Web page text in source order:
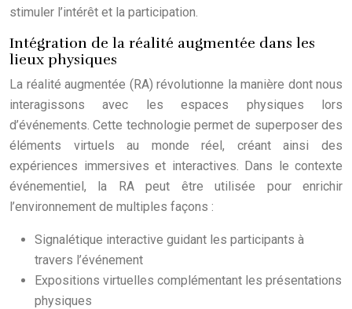
stimuler l’intérêt et la participation.
Intégration de la réalité augmentée dans les
lieux physiques
La réalité augmentée (RA) révolutionne la manière dont nous
interagissons avec les espaces physiques lors
d’événements. Cette technologie permet de superposer des
éléments virtuels au monde réel, créant ainsi des
expériences immersives et interactives. Dans le contexte
événementiel, la RA peut être utilisée pour enrichir
l’environnement de multiples façons :
Signalétique interactive guidant les participants à
travers l’événement
Expositions virtuelles complémentant les présentations
physiques